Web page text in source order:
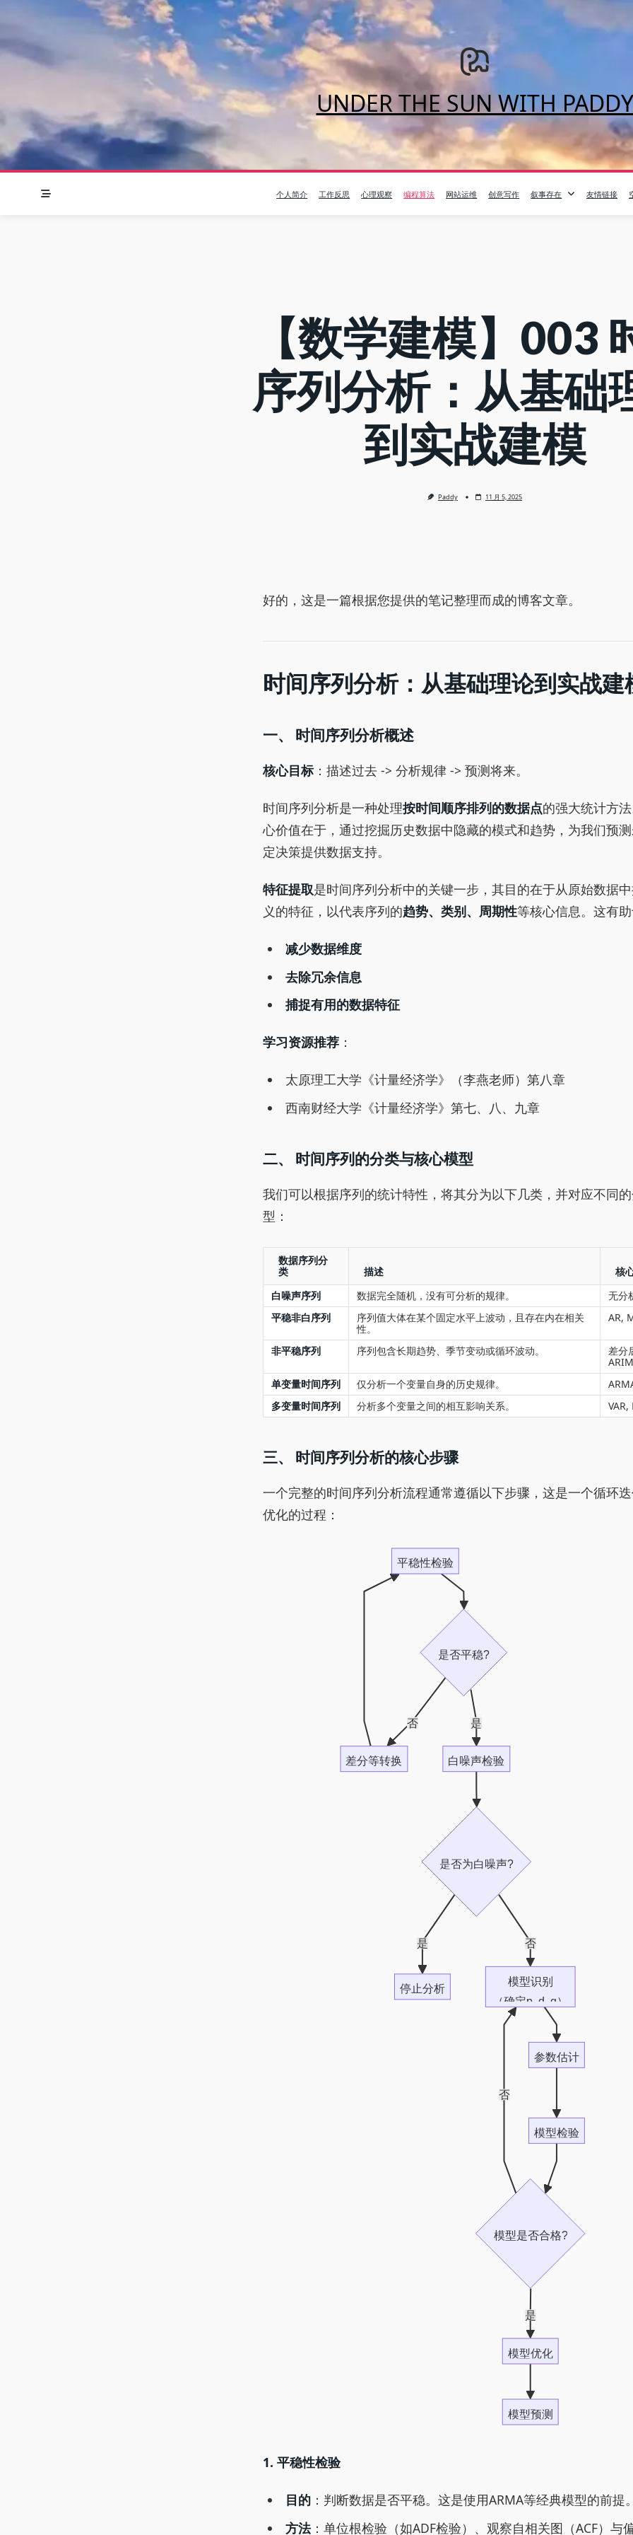
content
UNDER THE SUN WITH PADDY
个人简介 工作反思 心理观察 编程算法 网站运维 创意写作 叙事存在 友情链接
【数学建模】003
序列分析：从基础
到实战建模
Paddy 11 月 5, 2025
好的，这是一篇根据您提供的笔记整理而成的博客文章。
时间序列分析：从基础理论到实战建
一、 时间序列分析概述
核心目标 ：描述过去 -> 分析规律 -> 预测将来。
时间序列分析是一种处理按时间顺序排列的数据点的强大统计方
心价值在于，通过挖掘历史数据中隐藏的模式和趋势，为我们预
定决策提供数据支持。
特征提取是时间序列分析中的关键一步，其目的在于从原始数据
义的特征，以代表序列的趋势、类别、周期性等核心信息。这有
减少数据维度
去除冗余信息
捕捉有用的数据特征
学习资源推荐 ：
太原理工大学《计量经济学》（李燕老师）第八章
西南财经大学《计量经济学》第七、八、九章
二、 时间序列的分类与核心模型
我们可以根据序列的统计特性，将其分为以下几类，并对应不同
型：
数据序列分
类
描述
核
白噪声序列
数据完全随机，没有可分析的规律。
无分
平稳非白序列
序列值大体在某个固定水平上波动，且存在内在相关
性。
AR,
非平稳序列 序列包含长期趋势、季节变动或循环波动。
差分
单变量时间序列
仅分析一个变量自身的历史规律。
多变量时间序列
分析多个变量之间的相互影响关系。 VAR,
三、 时间序列分析的核心步骤
一个完整的时间序列分析流程通常遵循以下步骤，这是一个循环
优化的过程：
否 是
是 否
否
是
平稳性检验
是否平稳?
差分等转换 白噪声检验
是否为白噪声?
停止分析
模型识别
（确定p, d, q）
参数估计
模型检验
模型是否合格?
模型优化
模型预测
1. 平稳性检验
目的 ：判断数据是否平稳。这是使用ARMA等经典模型的前提
方法：单位根检验（如ADF检验）、观察自相关图（ACF）与